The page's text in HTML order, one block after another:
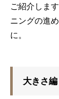
ご紹介しま
ニングの進
に。
大きさ編